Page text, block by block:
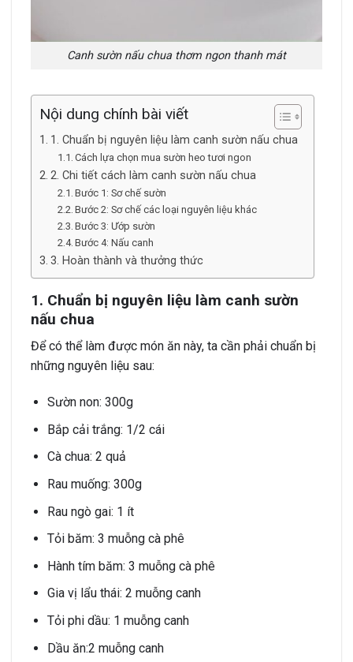
Canh sườn nấu chua thơm ngon thanh mát
Nội dung chính bài viết
1. Chuẩn bị nguyên liệu làm canh sườn nấu chua
Cách lựa chọn mua sườn heo tươi ngon
2. Chi tiết cách làm canh sườn nấu chua
Bước 1: Sơ chế sườn
Bước 2: Sơ chế các loại nguyên liệu khác
Bước 3: Ướp sườn
Bước 4: Nấu canh
3. Hoàn thành và thưởng thức
1. Chuẩn bị nguyên liệu làm canh sườn
nấu chua
Để có thể làm được món ăn này, ta cần phải chuẩn bị
những nguyên liệu sau:
Sườn non: 300g
Bắp cải trắng: 1/2 cái
Cà chua: 2 quả
Rau muống: 300g
Rau ngò gai: 1 ít
Tỏi băm: 3 muỗng cà phê
Hành tím băm: 3 muỗng cà phê
Gia vị lẩu thái: 2 muỗng canh
Tỏi phi dầu: 1 muỗng canh
Dầu ăn:2 muỗng canh